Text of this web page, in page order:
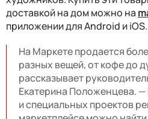
доставкой на дом можно на
приложении для Android и iOS.
На Маркете продается
разных вещей, от кофе до
рассказывает
Екатерина Положенцева.
и специальных проектов